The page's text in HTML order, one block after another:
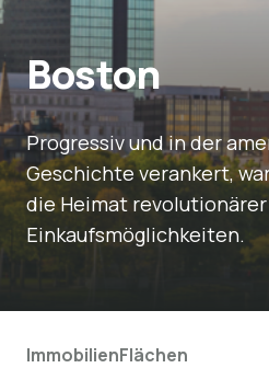
Boston
Progressiv und in der
Geschichte verankert,
die Heimat
Einkaufsmöglichkeiten.
ImmobilienFlächen